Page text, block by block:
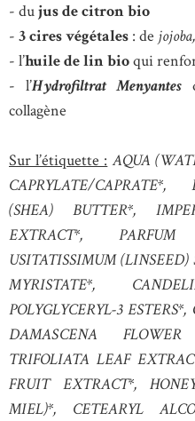
- dujus de citron bio
- 3 cires végétales : de
- l’huile de lin bioqui
- l’Hydrofiltrat Menyantes
collagène
Sur l’étiquette : AQUA
CAPRYLATE/
(SHEA) BUTTER*,
EXTRACT*,
USITATISSIMUM (LINSEED)
MYRISTATE*,
POLYGLYCERYL-3
DAMASCENA
TRIFOLIATA LEAF
FRUIT EXTRACT*,
MIEL)*, CETEARYL